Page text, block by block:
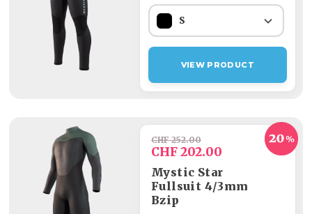
S
VIEW PRODUCT
CHF 252.00
CHF 202.00
Mystic Star
Fullsuit 4/3mm
Bzip